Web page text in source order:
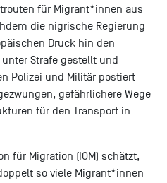
für Migrant*innen aus
die nigrische Regierung
Druck hin den
Strafe gestellt und
Polizei und Militär postiert
gefährlichere Wege
für den Transport in
für Migration (IOM) schätzt,
so viele Migrant*innen